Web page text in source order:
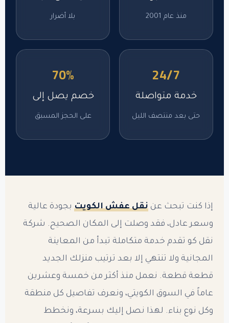
منذ عام 2001 بلا أضرار
24/7
خدمة متواصلة
حتى بعد منتصف الليل
70%
خصم يصل إلى
على الحجز المسبق
إذا كنت تبحث عننقل عفش الكويت بجودة عالية
وسعر عادل، فقد وصلت إلى المكان الصحيح. شركة
نقل كو تقدم خدمة متكاملة تبدأ من المعاينة
المجانية ولا تنتهي إلا بعد ترتيب منزلك الجديد
قطعة قطعة. نعمل منذ أكثر من خمسة وعشرين
عاماً في السوق الكويتي، ونعرف تفاصيل كل منطقة
وكل نوع بناء. لهذا نصل إليك بسرعة، ونخطط